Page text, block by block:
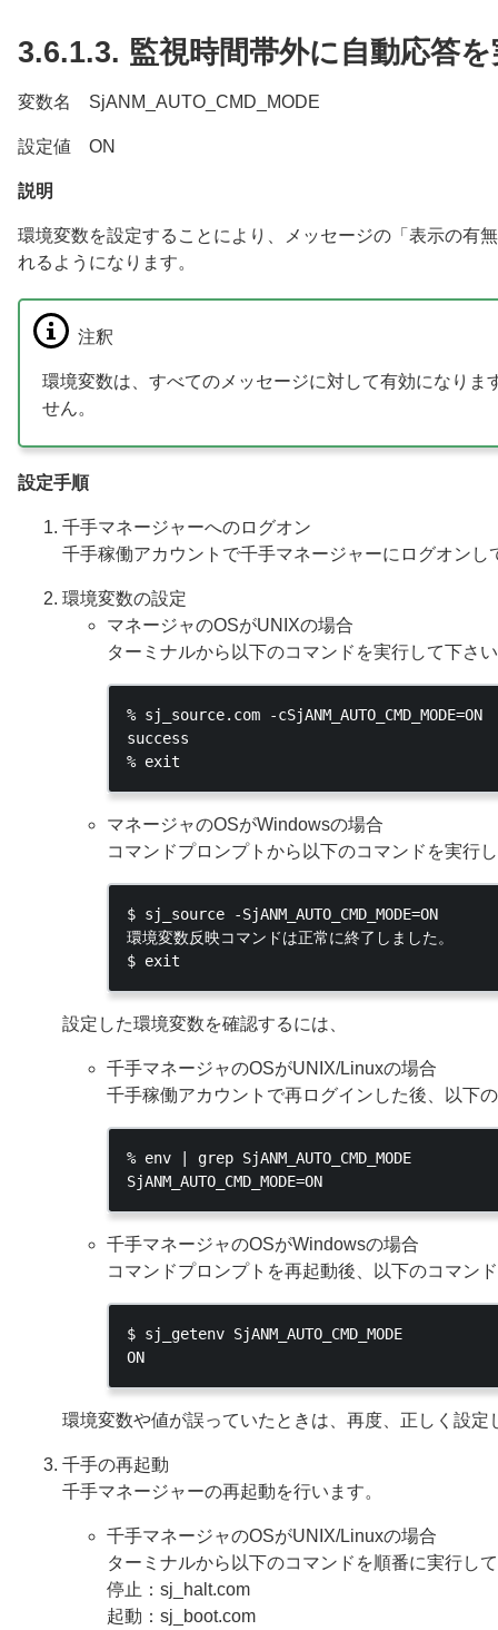
3.6.1.3. 監視時間帯外に自動応答
変数名 SjANM_AUTO_CMD_MODE
設定値 ON
説明
環境変数を設定することにより、メッセージの「表示の有
れるようになります。
注釈
環境変数は、すべてのメッセージに対して有効になり
せん。
設定手順
千手マネージャーへのログオン
千手稼働アカウントで千手マネージャーにログオンし
環境変数の設定
マネージャのOSがUNIXの場合
ターミナルから以下のコマンドを実行して下さ
% sj_source.com -cSjANM_AUTO_CMD_MODE=ON
success
マネージャのOSがWindowsの場合
コマンドプロンプトから以下のコマンドを実行
$ sj_source -SjANM_AUTO_CMD_MODE=ON
環境変数反映コマンドは正常に終了しました。
設定した環境変数を確認するには、
千手マネージャのOSがUNIX/Linuxの場合
千手稼働アカウントで再ログインした後、以下
% env | grep SjANM_AUTO_CMD_MODE
千手マネージャのOSがWindowsの場合
コマンドプロンプトを再起動後、以下のコマン
$ sj_getenv SjANM_AUTO_CMD_MODE
環境変数や値が誤っていたときは、再度、正しく設定
千手の再起動
千手マネージャーの再起動を行います。
千手マネージャのOSがUNIX/Linuxの場合
ターミナルから以下のコマンドを順番に実行し
停止：sj_halt.com
起動：sj_boot.com